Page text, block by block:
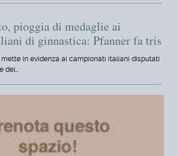
pioggia di medaglie ai
di ginnastica: Pfanner fa tris
in evidenza ai campionati italiani disputati
del…